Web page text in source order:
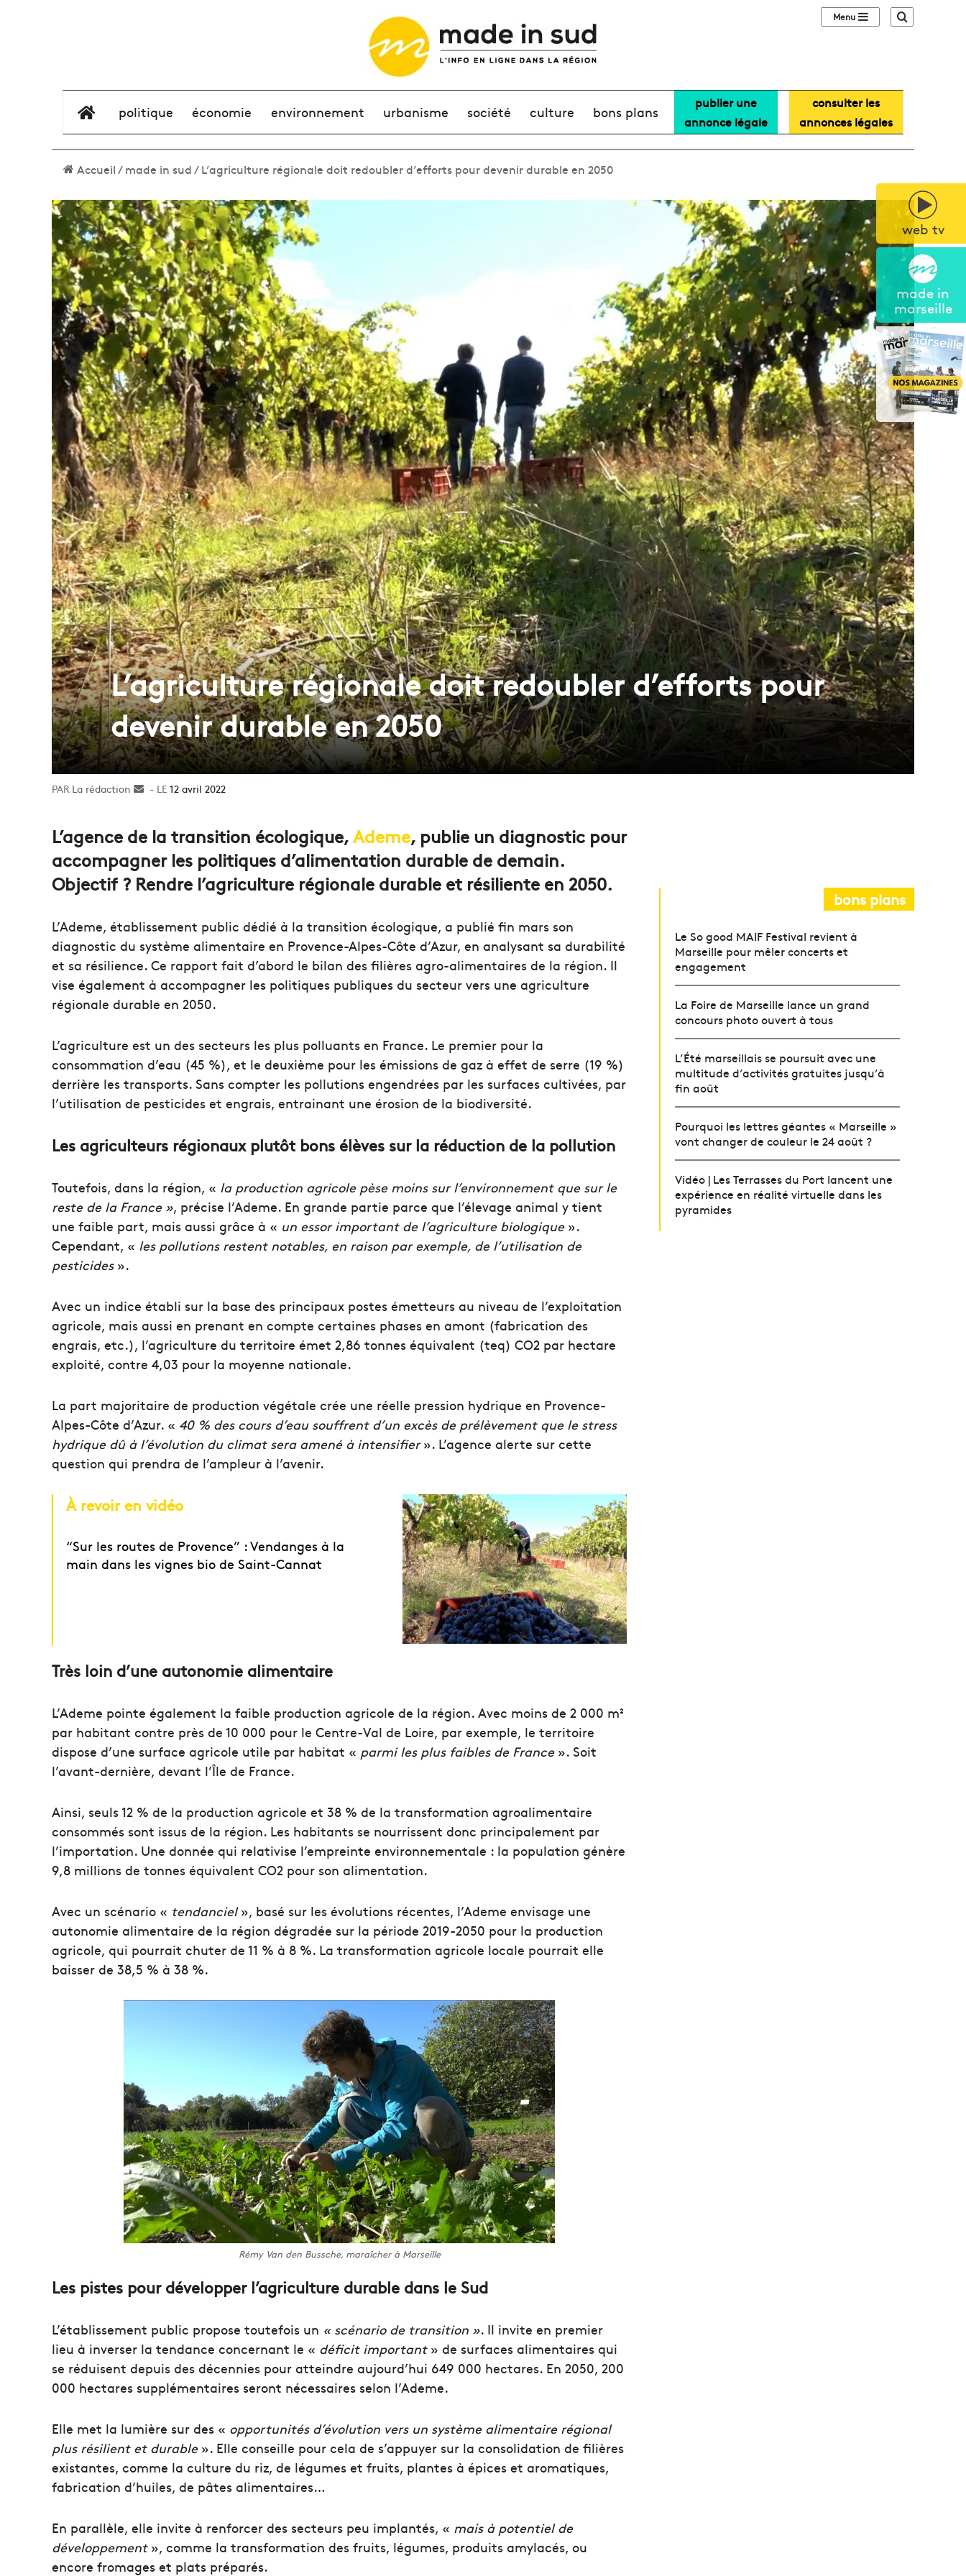
web tv
made in
marseille
Sidebar (barre
élément de menu
politique économie environnement urbanisme société culture bons plans
publier une
annonce légale
consulter les
annonces légales
Accueil/made in sud/L’agriculture régionale doit redoubler d’efforts pour devenir durable en 2050
L’agriculture régionale doit redoubler d’efforts pour
devenir durable en 2050
La rédaction
Envoyer12 avril 2022
L’agence de la transition écologique,Ademe, publie un diagnostic pour
accompagner les politiques d’alimentation durable de demain.
Objectif ? Rendre l’agriculture régionale durable et résiliente en 2050.
L’Ademe, établissement public dédié à la transition écologique, a publié fin mars son
diagnostic du système alimentaire en Provence-Alpes-Côte d’Azur, en analysant sa durabilité
et sa résilience. Ce rapport fait d’abord le bilan des filières agro-alimentaires de la région. Il
vise également à accompagner les politiques publiques du secteur vers une agriculture
régionale durable en 2050.
L’agriculture est un des secteurs les plus polluants en France. Le premier pour la
consommation d’eau (45 %), et le deuxième pour les émissions de gaz à effet de serre (19 %)
derrière les transports. Sans compter les pollutions engendrées par les surfaces cultivées, par
l’utilisation de pesticides et engrais, entrainant une érosion de la biodiversité.
Les agriculteurs régionaux plutôt bons élèves sur la réduction de la pollution
Toutefois, dans la région, « la production agricole pèse moins sur l’environnement que sur le
reste de la France », précise l’Ademe. En grande partie parce que l’élevage animal y tient
une faible part, mais aussi grâce à « un essor important de l’agriculture biologique».
Cependant, « les pollutions restent notables, en raison par exemple, de l’utilisation de
pesticides».
Avec un indice établi sur la base des principaux postes émetteurs au niveau de l’exploitation
agricole, mais aussi en prenant en compte certaines phases en amont (fabrication des
engrais, etc.), l’agriculture du territoire émet 2,86 tonnes équivalent (teq) CO2 par hectare
exploité, contre 4,03 pour la moyenne nationale.
La part majoritaire de production végétale crée une réelle pression hydrique en Provence-
Alpes-Côte d’Azur. « 40 % des cours d’eau souffrent d’un excès de prélèvement que le stress
hydrique dû à l’évolution du climat sera amené à intensifier». L’agence alerte sur cette
question qui prendra de l’ampleur à l’avenir.
À revoir en vidéo
“Sur les routes de Provence” : Vendanges à la
main dans les vignes bio de Saint-Cannat
Très loin d’une autonomie alimentaire
L’Ademe pointe également la faible production agricole de la région. Avec moins de 2 000 m²
par habitant contre près de 10 000 pour le Centre-Val de Loire, par exemple, le territoire
dispose d’une surface agricole utile par habitat « parmi les plus faibles de France». Soit
l’avant-dernière, devant l’Île de France.
Ainsi, seuls 12 % de la production agricole et 38 % de la transformation agroalimentaire
consommés sont issus de la région. Les habitants se nourrissent donc principalement par
l’importation. Une donnée qui relativise l’empreinte environnementale : la population génère
9,8 millions de tonnes équivalent CO2 pour son alimentation.
Avec un scénario « tendanciel», basé sur les évolutions récentes, l’Ademe envisage une
autonomie alimentaire de la région dégradée sur la période 2019-2050 pour la production
agricole, qui pourrait chuter de 11 % à 8 %. La transformation agricole locale pourrait elle
baisser de 38,5 % à 38 %.
Rémy Van den Bussche, maraîcher à Marseille
Les pistes pour développer l’agriculture durable dans le Sud
L’établissement public propose toutefois un « scénario de transition ». Il invite en premier
lieu à inverser la tendance concernant le « déficit important» de surfaces alimentaires qui
se réduisent depuis des décennies pour atteindre aujourd’hui 649 000 hectares. En 2050, 200
000 hectares supplémentaires seront nécessaires selon l’Ademe.
Elle met la lumière sur des « opportunités d’évolution vers un système alimentaire régional
plus résilient et durable». Elle conseille pour cela de s’appuyer sur la consolidation de filières
existantes, comme la culture du riz, de légumes et fruits, plantes à épices et aromatiques,
fabrication d’huiles, de pâtes alimentaires…
En parallèle, elle invite à renforcer des secteurs peu implantés, « mais à potentiel de
développement», comme la transformation des fruits, légumes, produits amylacés, ou
encore fromages et plats préparés.
bons plans
Le So good MAIF Festival revient à
Marseille pour mêler concerts et
engagement
La Foire de Marseille lance un grand
concours photo ouvert à tous
L’Été marseillais se poursuit avec une
multitude d’activités gratuites jusqu’à
fin août
Pourquoi les lettres géantes « Marseille »
vont changer de couleur le 24 août ?
Vidéo | Les Terrasses du Port lancent une
expérience en réalité virtuelle dans les
pyramides